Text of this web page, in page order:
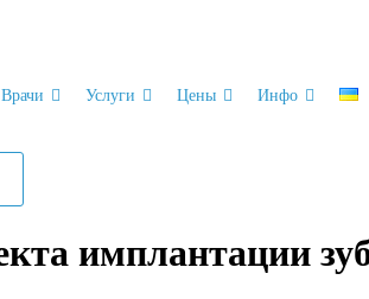
Врачи Услуги Цены Инфо
имплантации